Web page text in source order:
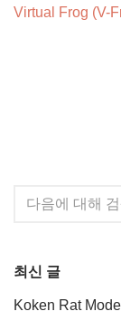
Virtual Frog (V-
최신 글
Koken Rat Model